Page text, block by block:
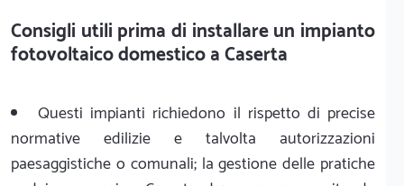
Consigli utili prima di installare un impianto
fotovoltaico domestico a Caserta
Questi impianti richiedono il rispetto di precise
normative edilizie e talvolta autorizzazioni
paesaggistiche o comunali; la gestione delle pratiche